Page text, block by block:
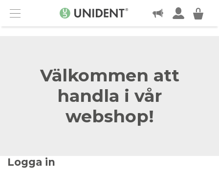
Menu
KONTAKT
Välkommen att
handla i vår
webshop!
Logga in